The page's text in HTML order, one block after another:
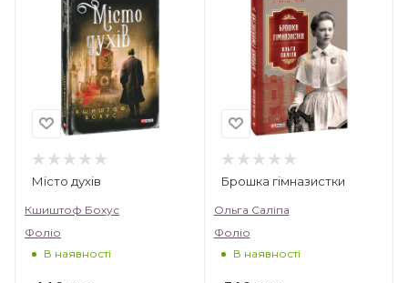
Місто духів
Кшиштоф Бохус
Фоліо
В наявності
Брошка гімназистки
Ольга Саліпа
Фоліо
В наявності